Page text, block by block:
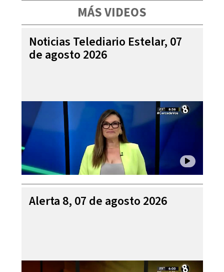
MÁS VIDEOS
Noticias Telediario Estelar, 07
de agosto 2026
Alerta 8, 07 de agosto 2026